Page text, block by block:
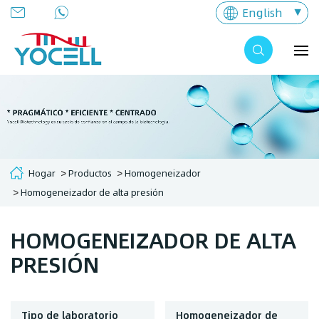
English
Hogar Productos
Homogeneizador
Homogeneizador de alta presión
HOMOGENEIZADOR DE ALTA
PRESIÓN
Tipo de laboratorio
Homogeneizador de